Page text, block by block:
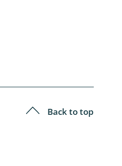
Back to top